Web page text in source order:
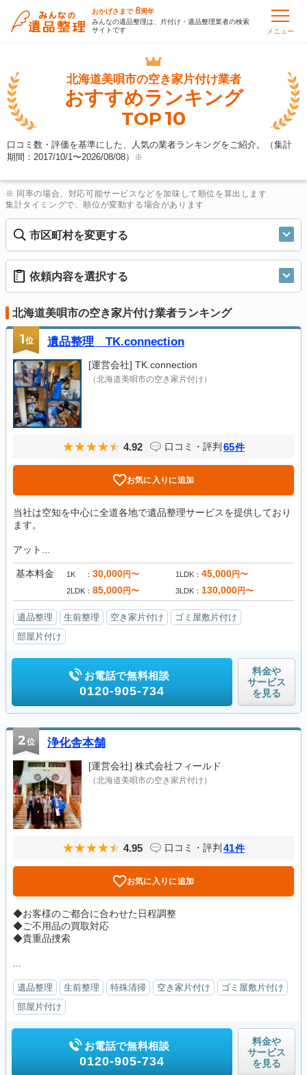
おかげさまで 8周年
みんなの遺品整理は、片付け・遺品整理業者の検索
サイトです
メニュー
北海道美唄市の空き家片付け業者
おすすめランキング
TOP10
口コミ数・評価を基準にした、人気の業者ランキングをご紹介。（集計
期間：2017/10/1〜2026/08/08） ※
※ 同率の場合、対応可能サービスなどを加味して順位を算出します
集計タイミングで、順位が変動する場合があります
市区町村を変更する
依頼内容を選択する
北海道美唄市の空き家片付け業者ランキング
1位 遺品整理 TK.connection
[運営会社] TK.connection
（北海道美唄市の空き家片付け）
4.92 口コミ・評判 65件
お気に入りに追加
当社は空知を中心に全道各地で遺品整理サービスを提供しており
ます。
アット...
基本料金 1K 30,000円〜 1LDK 45,000円〜
2LDK 85,000円〜 3LDK 130,000円〜
遺品整理 生前整理 空き家片付け
ゴミ屋敷片付け
部屋片付け
お電話で無料相談
0120-905-734
料金や
サービス
を見る
2位 浄化舎本舗
[運営会社] 株式会社フィールド
（北海道美唄市の空き家片付け）
4.95 口コミ・評判 41件
お気に入りに追加
◆お客様のご都合に合わせた日程調整
◆ご不用品の買取対応
◆貴重品捜索
遺品整理 生前整理 特殊清掃 空き家片付け
ゴミ屋敷片付け
部屋片付け
お電話で無料相談
0120-905-734
料金や
サービス
を見る